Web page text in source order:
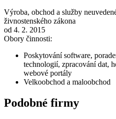
Výroba, obchod a služby
živnostenského zákona
od 4. 2. 2015
Obory činnosti:
Poskytování software,
technologií, zpracování dat,
webové portály
Velkoobchod a maloobchod
Podobné firmy